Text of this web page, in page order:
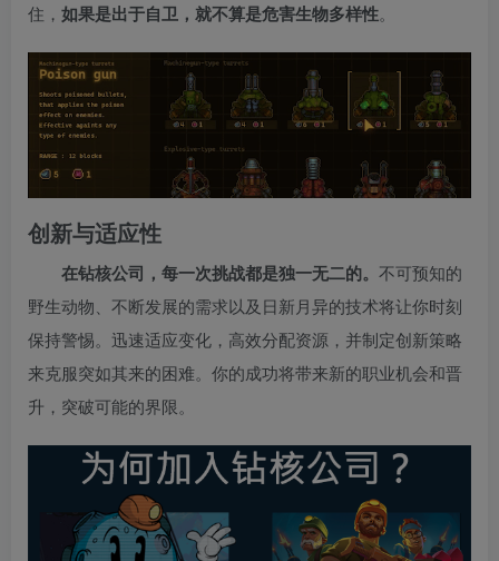
住， 如果是出于自卫，就不算是危害生物多样性。
创新与适应性
在钻核公司，每一次挑战都是独一无二的。 不可预知的
野生动物、不断发展的需求以及日新月异的技术将让你时刻
保持警惕。迅速适应变化，高效分配资源，并制定创新策略
来克服突如其来的困难。你的成功将带来新的职业机会和晋
升，突破可能的界限。